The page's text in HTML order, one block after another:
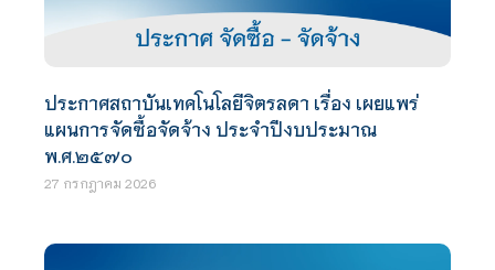
ประกาศสถาบันเทคโนโลยีจิตรลดา เรื่อง เผยแพร่
แผนการจัดซื้อจัดจ้าง ประจำปีงบประมาณ
พ.ศ.๒๕๗๐
27 กรกฎาคม 2026